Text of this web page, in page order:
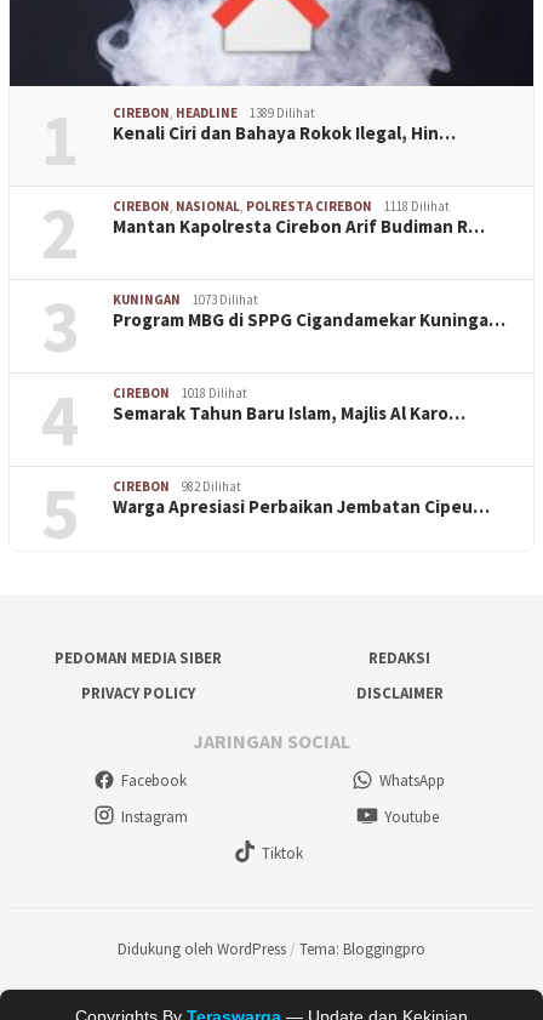
1 CIREBON, HEADLINE 1389 Dilihat
Kenali Ciri dan Bahaya Rokok Ilegal, Hin…
2 CIREBON, NASIONAL, POLRESTA CIREBON 1118 Dilihat
Mantan Kapolresta Cirebon Arif Budiman R…
3 KUNINGAN 1073 Dilihat
Program MBG di SPPG Cigandamekar Kuninga…
4 CIREBON 1018 Dilihat
Semarak Tahun Baru Islam, Majlis Al Karo…
5 CIREBON 982 Dilihat
Warga Apresiasi Perbaikan Jembatan Cipeu…
PEDOMAN MEDIA SIBER
REDAKSI
PRIVACY POLICY
DISCLAIMER
JARINGAN SOCIAL
Facebook
WhatsApp
Instagram
Youtube
Tiktok
Didukung oleh WordPress/ Tema: Bloggingpro